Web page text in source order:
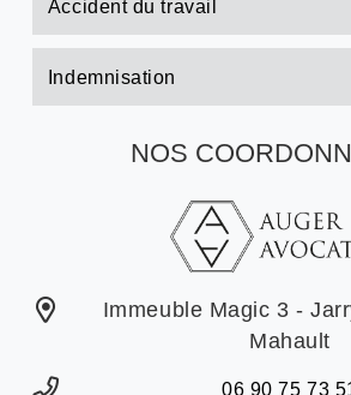
Accident du travail
Indemnisation
NOS
Immeuble Magic 3 -
Mahault
06 90 75 73